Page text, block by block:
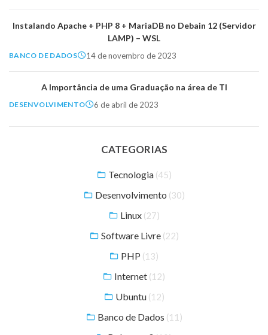
Instalando Apache + PHP 8 + MariaDB no Debain 12 (Servidor
LAMP) – WSL
BANCO DE DADOS 14 de novembro de 2023
A Importância de uma Graduação na área de TI
DESENVOLVIMENTO 6 de abril de 2023
CATEGORIAS
Tecnologia (45)
Desenvolvimento (30)
Linux (27)
Software Livre (22)
PHP (13)
Internet (12)
Ubuntu (12)
Banco de Dados (11)